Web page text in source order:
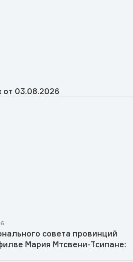
от 03.08.2026
совета провинций
Мария Мтсвени-Тсипане: